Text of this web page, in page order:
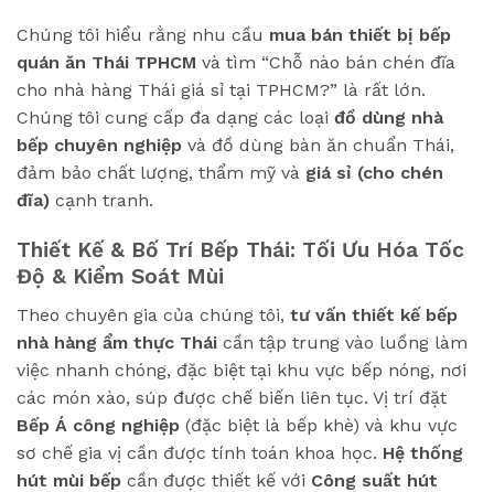
Chúng tôi hiểu rằng nhu cầu mua bán thiết bị bếp
quán ăn Thái TPHCM và tìm “Chỗ nào bán chén đĩa
cho nhà hàng Thái giá sỉ tại TPHCM?” là rất lớn.
Chúng tôi cung cấp đa dạng các loại đồ dùng nhà
bếp chuyên nghiệp và đồ dùng bàn ăn chuẩn Thái,
đảm bảo chất lượng, thẩm mỹ và giá sỉ (cho chén
đĩa) cạnh tranh.
Thiết Kế & Bố Trí Bếp Thái: Tối Ưu Hóa Tốc
Độ & Kiểm Soát Mùi
Theo chuyên gia của chúng tôi, tư vấn thiết kế bếp
nhà hàng ẩm thực Thái cần tập trung vào luồng làm
việc nhanh chóng, đặc biệt tại khu vực bếp nóng, nơi
các món xào, súp được chế biến liên tục. Vị trí đặt
Bếp Á công nghiệp (đặc biệt là bếp khè) và khu vực
sơ chế gia vị cần được tính toán khoa học. Hệ thống
hút mùi bếp cần được thiết kế với Công suất hút